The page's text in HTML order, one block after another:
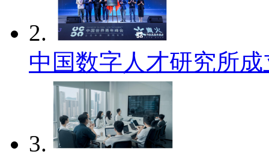
2.
中国数字人才研究所成
3.